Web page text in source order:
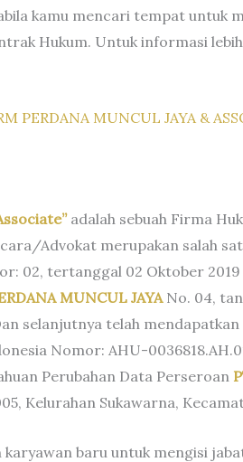
kamu mencari tempat untuk
Hukum. Untuk informasi
PERDANA MUNCUL JAYA &
adalah sebuah Firma
Advokat merupakan salah
02, tertanggal 02 Oktober
MUNCUL JAYA No. 04,
selanjutnya telah
Nomor: AHU-
Perubahan Data Perseroan
Kelurahan Sukawarna,
karyawan baru untuk mengisi